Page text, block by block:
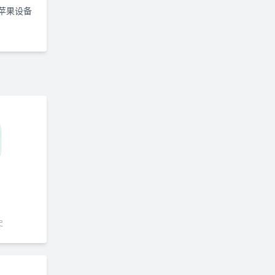
果设备